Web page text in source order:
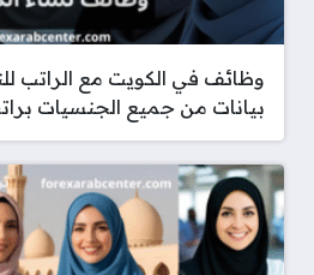
وظائف في الكويت مع الراتب
بيانات من جميع الجنسيات